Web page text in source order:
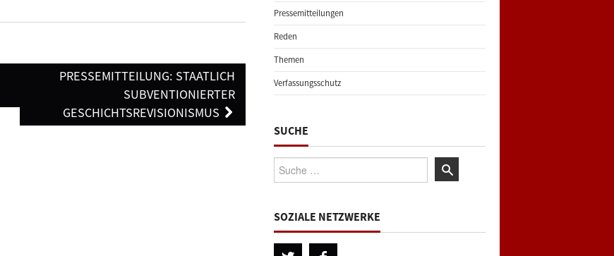
PRESSEMITTEILUNG: STAATLICH
SUBVENTIONIERTER
GESCHICHTSREVISIONISMUS
Pressemitteilungen
Reden
Themen
Verfassungsschutz
SUCHE
Suche:
SOZIALE NETZWERKE